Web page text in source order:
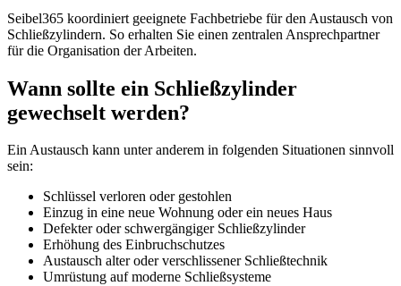
Seibel365 koordiniert geeignete Fachbetriebe für den Austausch von
Schließzylindern. So erhalten Sie einen zentralen Ansprechpartner
für die Organisation der Arbeiten.
Wann sollte ein Schließzylinder
gewechselt werden?
Ein Austausch kann unter anderem in folgenden Situationen sinnvoll
sein:
Schlüssel verloren oder gestohlen
Einzug in eine neue Wohnung oder ein neues Haus
Defekter oder schwergängiger Schließzylinder
Erhöhung des Einbruchschutzes
Austausch alter oder verschlissener Schließtechnik
Umrüstung auf moderne Schließsysteme